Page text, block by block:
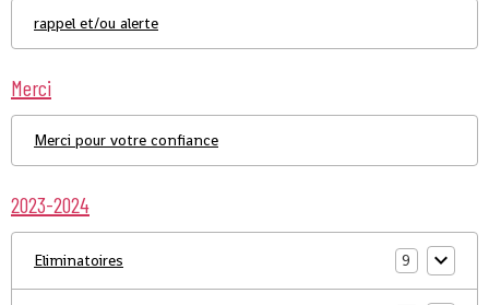
rappel et/ou alerte
Merci
Merci pour votre confiance
2023-2024
Eliminatoires 9